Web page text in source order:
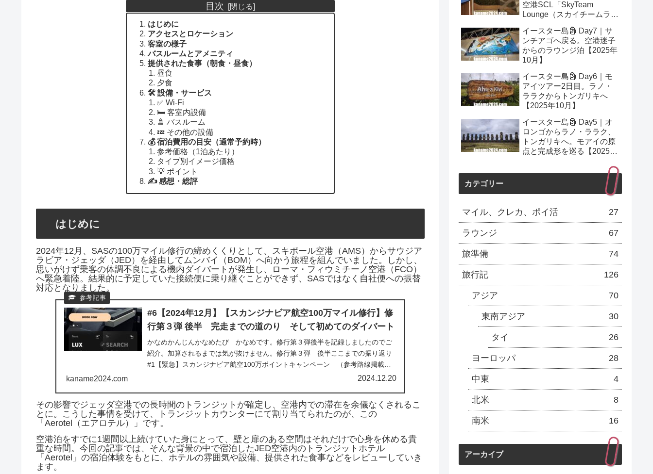
目次
はじめに
アクセスとロケーション
客室の様子
バスルームとアメニティ
提供された食事（朝食・昼食）
昼食
夕食
🛠 設備・サービス
✅ Wi-Fi
🛏 客室内設備
🚿 バスルーム
💤 その他の設備
💰 宿泊費用の目安（通常予約時）
参考価格（1泊あたり）
タイプ別イメージ価格
💡 ポイント
✍️ 感想・総評
はじめに
2024年12月、SASの100万マイル修行の締めくくりとして、スキポール空港（AMS）からサウジア
ラビア・ジェッダ（JED）を経由してムンバイ（BOM）へ向かう旅程を組んでいました。しかし、
思いがけず乗客の体調不良による機内ダイバートが発生し、ローマ・フィウミチーノ空港（FCO）
へ緊急着陸。結果的に予定していた接続便に乗り継ぐことができず、SASではなく自社便への振替
対応となりました。
#6【2024年12月】【スカンジナビア航空100万マイル修行】修
行第３弾 後半 完走までの道のり そして初めてのダイバート
かなめかんじんかなめたび かなめです。修行第３弾後半を記録しましたのでご
紹介。加算されるまでは気が抜けません。修行第３弾 後半ここまでの振り返り
#1【緊急】スカンジナビア航空100万ポイントキャンペーン （参考路線掲載）
kaname2024.com 2024.12.20
その影響でジェッダ空港での長時間のトランジットが確定し、空港内での滞在を余儀なくされるこ
とに。こうした事情を受けて、トランジットカウンターにて割り当てられたのが、この
「Aerotel（エアロテル）」です。
空港泊をすでに1週間以上続けていた身にとって、壁と扉のある空間はそれだけで心身を休める貴
重な時間。今回の記事では、そんな背景の中で宿泊したJED空港内のトランジットホテル
「Aerotel」の宿泊体験をもとに、ホテルの雰囲気や設備、提供された食事などをレビューしていき
ます。
空港SCL「SkyTeam
Lounge（スカイチームラウ
オリティパス可【2025年10
月】
イースター島🗿 Day7｜サ
ンチアゴへ戻る。空港迷子
からのラウンジ泊【2025年
10月】
イースター島🗿 Day6｜モ
アイツアー2日目。ラノ・
ララクからトンガリキへ
【2025年10月】
イースター島🗿 Day5｜オ
ロンゴからラノ・ララク、
トンガリキへ。モアイの原
点と完成形を巡る【2025年
カテゴリー
マイル、クレカ、ポイ活 27
ラウンジ 67
旅準備 74
旅行記 126
アジア 70
東南アジア 30
タイ 26
ヨーロッパ 28
中東 4
北米 8
南米 16
アーカイブ